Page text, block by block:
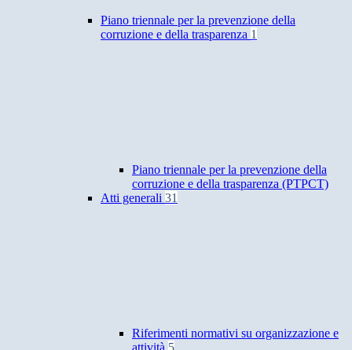
Piano triennale per la prevenzione della
corruzione e della trasparenza 1
Piano triennale per la prevenzione della
corruzione e della trasparenza (PTPCT)
Atti generali 31
Riferimenti normativi su organizzazione e